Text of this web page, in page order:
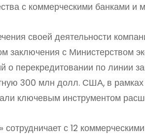
с коммерческими банками
своей деятельности
заключения с Министерством
о перекредитовании по линии
300 млн долл. США, в рамках
ключевым инструментом
с 12